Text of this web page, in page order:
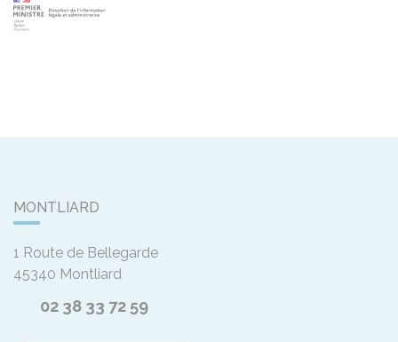
MONTLIARD
1 Route de Bellegarde
45340 Montliard
02 38 33 72 59